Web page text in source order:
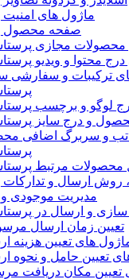
ماژول های
صفحه محصول
محصولات مجازی
محتوا و ویدیو
ترکیبات و سفارشی
لوگو و برچسب
محصول و درج سایز
تب و سربرگ اضافی
محصولات مرتبط
روش ارسال و
مدیریت موجودی و
سازی و ارسال در
تعیین زمان ارسال
های تعیین هزینه
تعیین حامل و نحوه
تعیین مکان دریافت